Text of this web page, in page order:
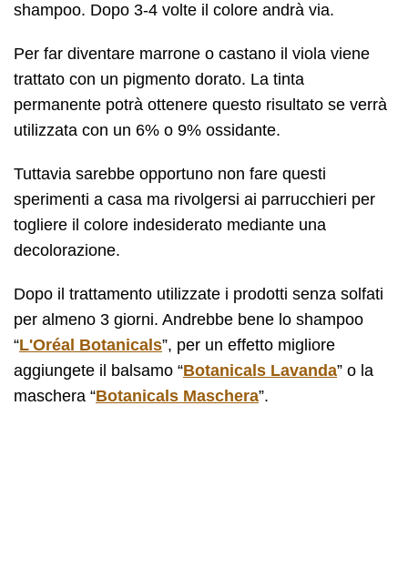
shampoo. Dopo 3-4 volte il colore andrà via.
Per far diventare marrone o castano il viola viene
trattato con un pigmento dorato. La tinta
permanente potrà ottenere questo risultato se verrà
utilizzata con un 6% o 9% ossidante.
Tuttavia sarebbe opportuno non fare questi
sperimenti a casa ma rivolgersi ai parrucchieri per
togliere il colore indesiderato mediante una
decolorazione.
Dopo il trattamento utilizzate i prodotti senza solfati
per almeno 3 giorni. Andrebbe bene lo shampoo
“L'Oréal Botanicals”, per un effetto migliore
aggiungete il balsamo “Botanicals Lavanda” o la
maschera “Botanicals Maschera”.